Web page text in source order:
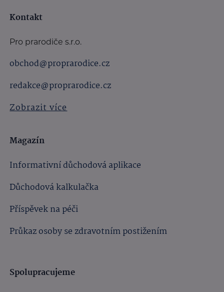
Kontakt
Pro prarodiče s.r.o.
obchod@proprarodice.cz
redakce@proprarodice.cz
Zobrazit více
Magazín
Informativní důchodová aplikace
Důchodová kalkulačka
Příspěvek na péči
Průkaz osoby se zdravotním postižením
Spolupracujeme